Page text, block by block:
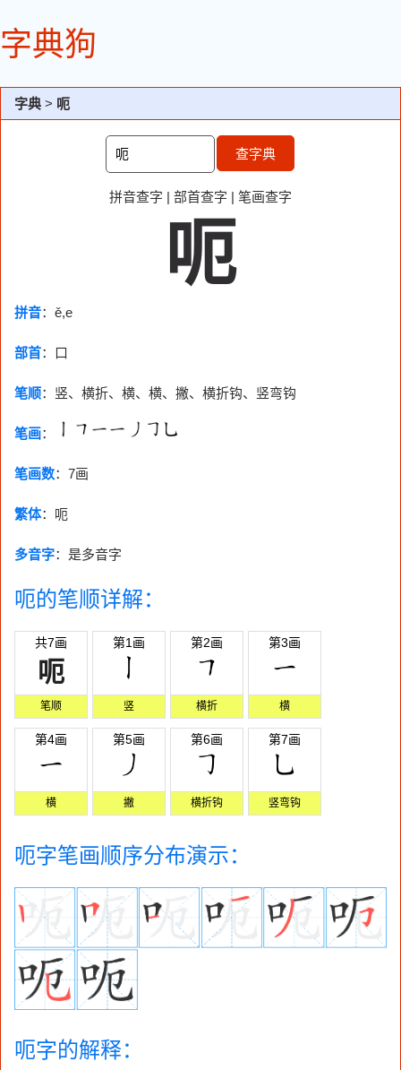
字典狗
字典 > 呃
查字典
拼音查字 | 部首查字 | 笔画查字
呃
拼音：ě,e
部首： 口
笔顺：竖、横折、横、横、撇、横折钩、竖弯钩
笔画：
笔画数： 7画
繁体：呃
多音字：是多音字
呃的笔顺详解：
共7画
呃
笔顺
第1画
竖
第2画
横折
第3画
横
第4画
横
第5画
撇
第6画
横折钩
第7画
竖弯钩
呃字笔画顺序分布演示：
呃字的解释：